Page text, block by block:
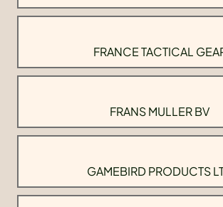
FRANCE TACTICAL
FRANS MULLER BV
GAMEBIRD PRODUCTS